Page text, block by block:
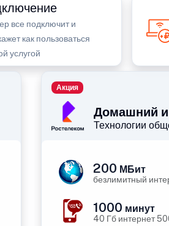
все подключит и
как пользоваться
услугой
Домашний
Технологии
Акция
200 МБит
безлимитный
1000 минут
40 Гб интернет